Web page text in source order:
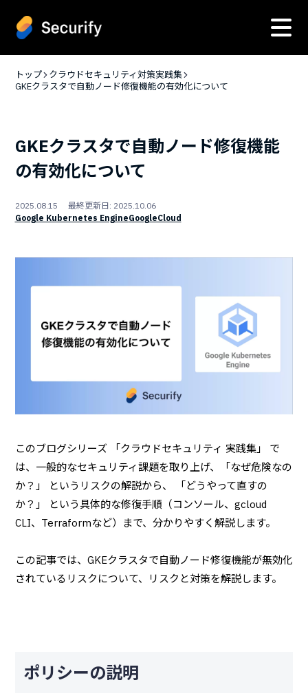
トップ
クラウドセキュリティ対策実践集
GKEクラスタで自動ノード修復機能の有効化について
GKEクラスタで自動ノード修復機能
の有効化について
2025.08.15 最終更新日: 2025.10.06
Google Kubernetes EngineGoogleCloud
このブログシリーズ 「クラウドセキュリティ 実践集」 で
は、一般的なセキュリティ課題を取り上げ、「なぜ危険なの
か？」 というリスクの解説から、 「どうやって直すの
か？」 という具体的な修復手順（コンソール、gcloud
CLI、Terraformなど）まで、分かりやすく解説します。
この記事では、GKEクラスタで自動ノード修復機能が無効化
されているリスクについて、リスクと対策を解説します。
ポリシーの説明